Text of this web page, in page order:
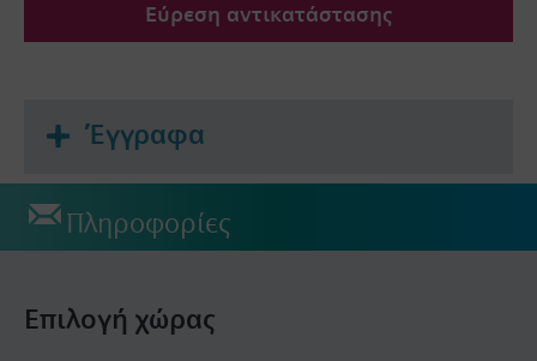
Εύρεση αντικατάστασης
Έγγραφα
Πληροφορίες
Επιλογή χώρας